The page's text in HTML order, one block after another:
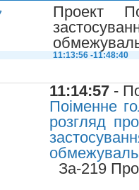
Проект
11:13:56 -11:48:40
11:14:57 -
Поіменне
розгляд
За-219